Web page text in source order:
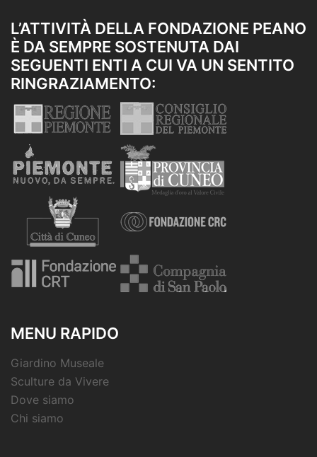
L’ATTIVITÀ DELLA FONDAZIONE PEANO
È DA SEMPRE SOSTENUTA DAI
SEGUENTI ENTI A CUI VA UN SENTITO
RINGRAZIAMENTO:
MENU RAPIDO
Giardino Museale
Sculture da Vivere
Dove siamo
Chi siamo